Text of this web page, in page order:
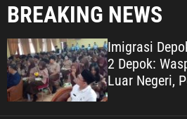
u
ff
e
BREAKING NEWS
Imigrasi
2 Depok:
Luar Negeri,